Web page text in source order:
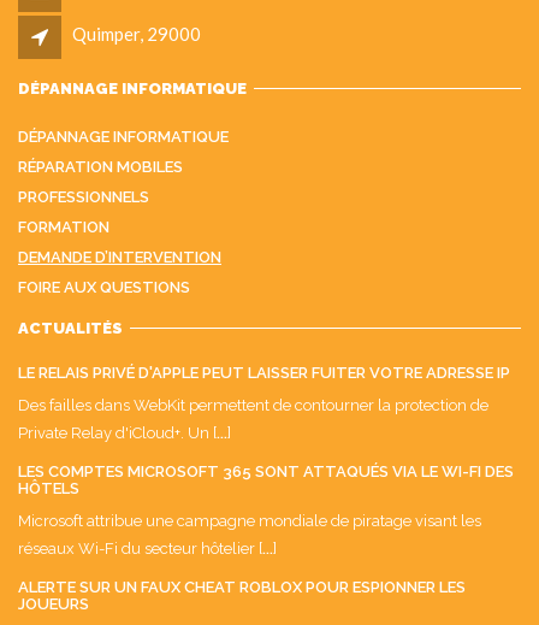
Quimper, 29000
DÉPANNAGE INFORMATIQUE
DÉPANNAGE INFORMATIQUE
RÉPARATION MOBILES
PROFESSIONNELS
FORMATION
DEMANDE D’INTERVENTION
FOIRE AUX QUESTIONS
ACTUALITÉS
LE RELAIS PRIVÉ D'APPLE PEUT LAISSER FUITER VOTRE ADRESSE IP
Des failles dans WebKit permettent de contourner la protection de
Private Relay d'iCloud+. Un [...]
LES COMPTES MICROSOFT 365 SONT ATTAQUÉS VIA LE WI-FI DES
HÔTELS
Microsoft attribue une campagne mondiale de piratage visant les
réseaux Wi-Fi du secteur hôtelier [...]
ALERTE SUR UN FAUX CHEAT ROBLOX POUR ESPIONNER LES
JOUEURS